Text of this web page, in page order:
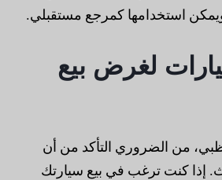
استخدامها كمرجع مستقبلي.
لغرض بيع
من الضروري التأكد من أن
إذا كنت ترغب في بيع سيارتك